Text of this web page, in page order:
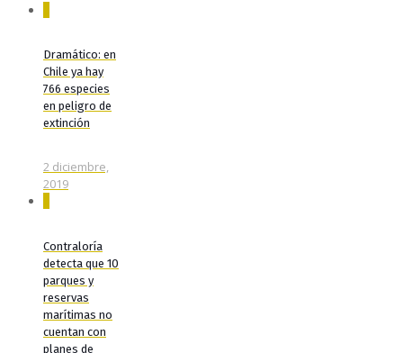
Dramático: en
Chile ya hay
766 especies
en peligro de
extinción
2 diciembre,
2019
Contraloría
detecta que 10
parques y
reservas
marítimas no
cuentan con
planes de